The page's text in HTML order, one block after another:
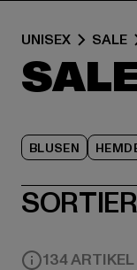
UNISEX SALE
BLUSEN
134 ARTIKEL